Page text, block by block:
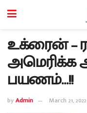
உக்ரைன் –
அமெரிக்க
பயணம்…!!
byAdmin March 21, 2022